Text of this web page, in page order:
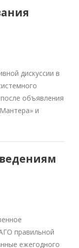
дискуссии в
объявления
и
правильной
ежегодного